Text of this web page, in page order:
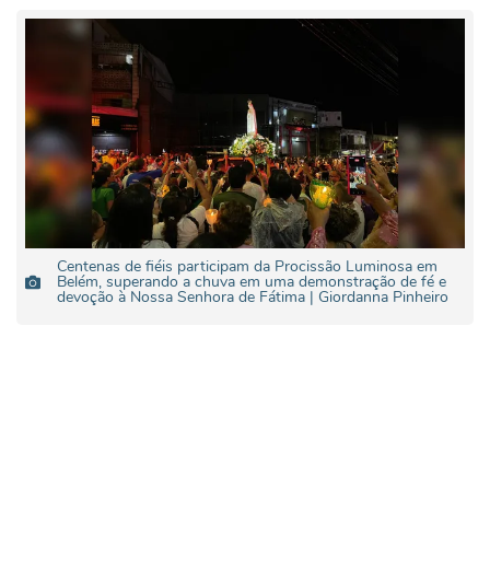
Centenas de fiéis participam da Procissão Luminosa em
Belém, superando a chuva em uma demonstração de fé e
devoção à Nossa Senhora de Fátima | Giordanna Pinheiro